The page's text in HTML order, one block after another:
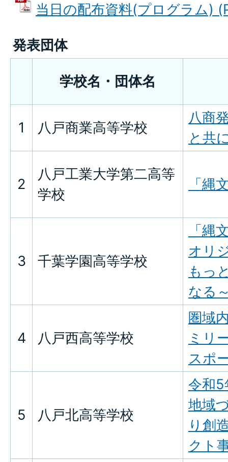
当日の配布資料(プログラム)
発表団体
学校名・団体名
1 八戸商業高等学校
八商
と共
2
八戸工業大学第二高等
学校
「縄
3 千葉学園高等学校
「縄
オリ
もっ
なる
4 八戸西高等学校
圏域
ミリ
スポ
5 八戸北高等学校
令和5
地域
り創
クト